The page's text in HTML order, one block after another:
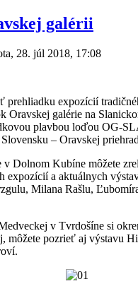
galérii
28. júl 2018, 17:08
prehliadku expozícií
Oravskej galérie na
plavbou loďou OG-
– Oravskej
v Dolnom Kubíne môžete
expozícií a aktuálnych
Milana Rašlu,
v Tvrdošíne si
môžete pozrieť aj výstavu